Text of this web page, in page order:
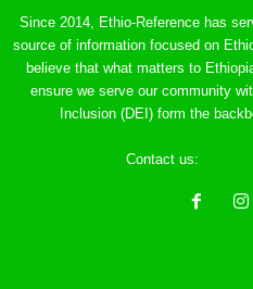
Since 2014, Ethio-Reference has
source of information focused on
believe that what matters to
ensure we serve our community
Inclusion (DEI) form the
Contact us: